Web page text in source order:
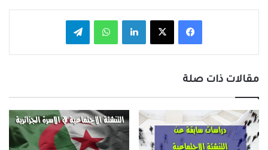
فيسبوك لينكدإن واتساب
مقالات ذات صلة